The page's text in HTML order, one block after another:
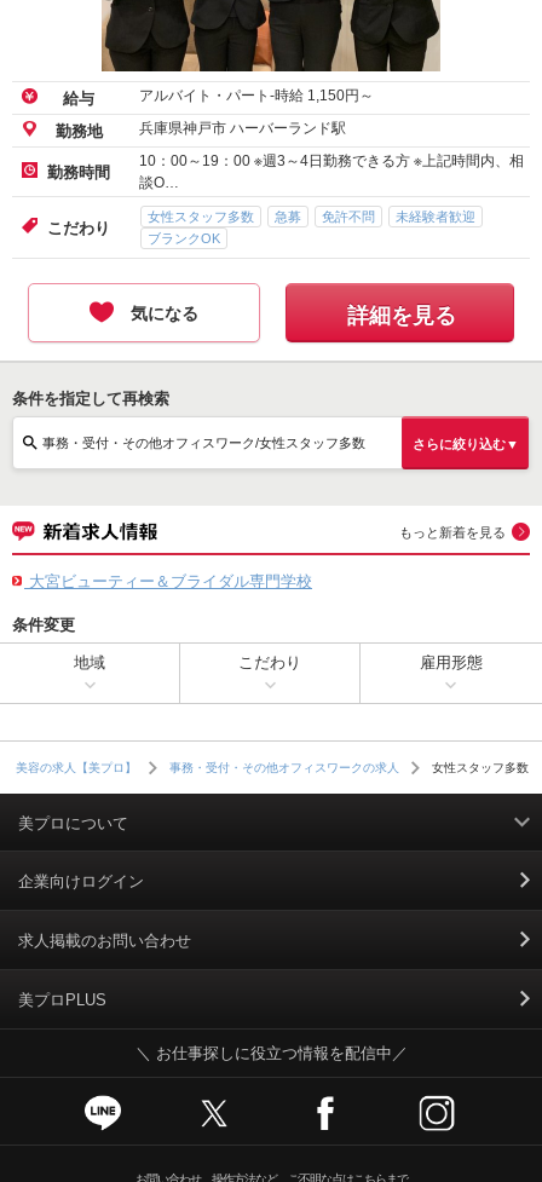
給与 アルバイト・パート-時給 1,150円～
勤務地 兵庫県神戸市 ハーバーランド駅
勤務時間
10：00～19：00 ※週3～4日勤務できる方 ※上記時間内、相
談O…
こだわり
女性スタッフ多数 急募 免許不問
未経験者歓迎
ブランクOK
気になる 詳細を見る
条件を指定して再検索
事務・受付・その他オフィスワーク/女性スタッフ多数 さらに絞り込む▼
もっと新着を見る
大宮ビューティー＆ブライダル専門学校
条件変更
地域 こだわり 雇用形態
美容の求人【美プロ】 事務・受付・その他オフィスワークの求人 女性スタッフ多数
美プロについて
利用規約
掲載規約
個人情報保護ポリシー
個人情報のお取り扱いについて
Cookieポリシー
企業向けログイン
求人掲載のお問い合わせ
美プロPLUS
＼ お仕事探しに役立つ情報を配信中／